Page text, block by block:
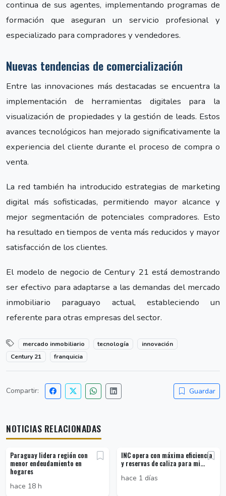
continua de sus agentes, implementando programas de
formación que aseguran un servicio profesional y
especializado para compradores y vendedores.
Nuevas tendencias de comercialización
Entre las innovaciones más destacadas se encuentra la
implementación de herramientas digitales para la
visualización de propiedades y la gestión de leads. Estos
avances tecnológicos han mejorado significativamente la
experiencia del cliente durante el proceso de compra o
venta.
La red también ha introducido estrategias de marketing
digital más sofisticadas, permitiendo mayor alcance y
mejor segmentación de potenciales compradores. Esto
ha resultado en tiempos de venta más reducidos y mayor
satisfacción de los clientes.
El modelo de negocio de Century 21 está demostrando
ser efectivo para adaptarse a las demandas del mercado
inmobiliario paraguayo actual, estableciendo un
referente para otras empresas del sector.
mercado inmobiliario tecnología
innovación
Century 21
franquicia
Compartir: Guardar
NOTICIAS RELACIONADAS
Paraguay lidera región con
menor endeudamiento en
hogares
hace 18 h
INC opera con máxima eficiencia
y reservas de caliza para mi...
hace 1 días